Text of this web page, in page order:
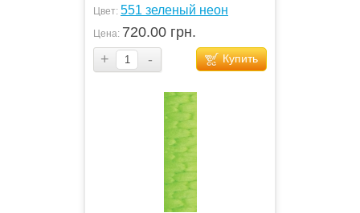
Цвет: 551 зеленый неон
Цена: 720.00 грн.
+
- Купить